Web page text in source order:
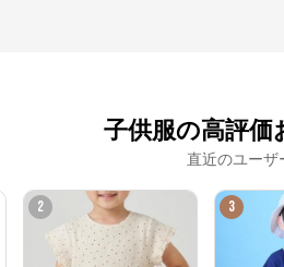
子供服の高評
直近のユーザ
2 3